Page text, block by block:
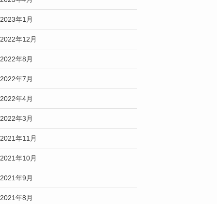
2023年1月
2022年12月
2022年8月
2022年7月
2022年4月
2022年3月
2021年11月
2021年10月
2021年9月
2021年8月